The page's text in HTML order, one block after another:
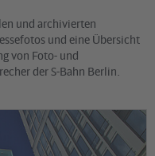
und archivierten
und eine Übersicht
von Foto- und
der S-Bahn Berlin.